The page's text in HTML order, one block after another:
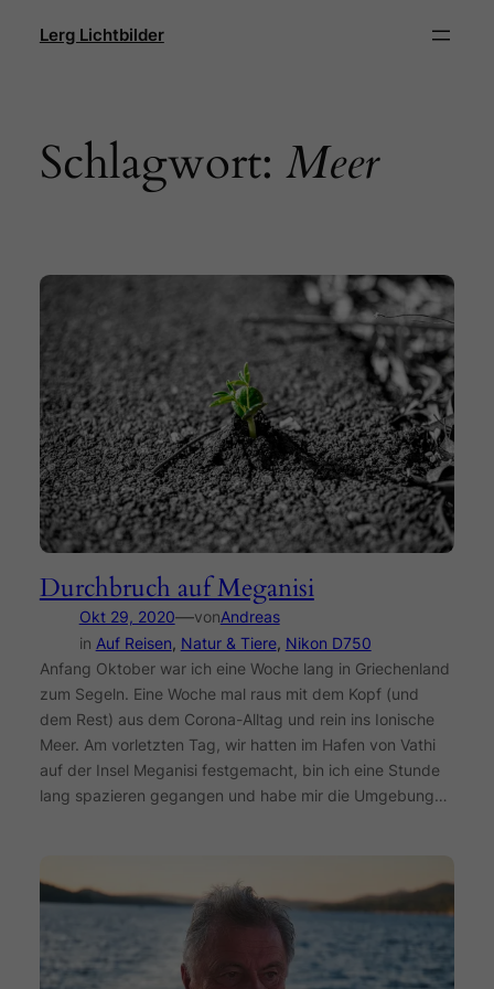
Lerg Lichtbilder
Schlagwort: Meer
Durchbruch auf Meganisi
Okt 29, 2020—vonAndreas
in Auf Reisen, Natur & Tiere, Nikon D750
Anfang Oktober war ich eine Woche lang in Griechenland
zum Segeln. Eine Woche mal raus mit dem Kopf (und
dem Rest) aus dem Corona-Alltag und rein ins Ionische
Meer. Am vorletzten Tag, wir hatten im Hafen von Vathi
auf der Insel Meganisi festgemacht, bin ich eine Stunde
lang spazieren gegangen und habe mir die Umgebung…